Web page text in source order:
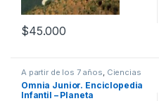
$45.000
A partir de los 7 años, Ciencias
Sociales , Cultura Para Niños ,
Diccionarios y Enciclopedias,
Didácticos,Educación y
Omnia Junior. Enciclopedia
Infantil – Planeta